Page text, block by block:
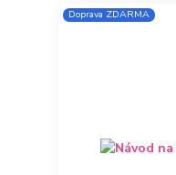
Doprava ZDARMA